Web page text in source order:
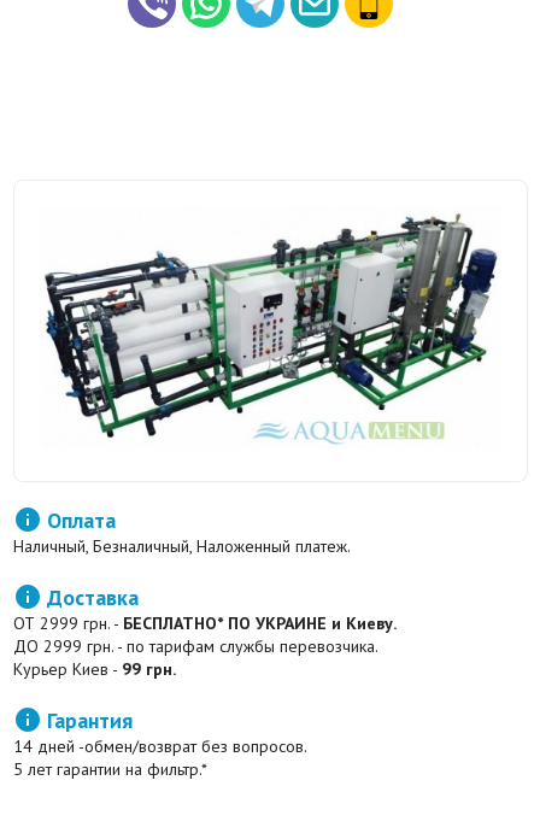
 Оплата
Наличный, Безналичный, Наложенный платеж.
 Доставка
ОТ 2999 грн. - БЕСПЛАТНО* ПО УКРАИНЕ и Киеву.
ДО 2999 грн. - по тарифам службы перевозчика.
Курьер Киев - 99 грн.
 Гарантия
14 дней -обмен/возврат без вопросов.
5 лет гарантии на фильтр.*